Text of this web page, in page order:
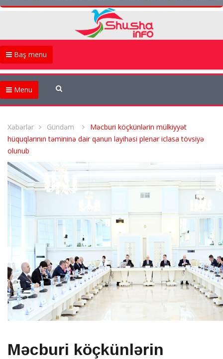
Baş menu
Menu
Xəbərlər Gündəm
Məcburi köçkünlərin mülkiyyət
hüquqlarının təmininə dair qanun layihəsi plenar iclasa tövsiyə
olunub
Məcburi köçkünlərin